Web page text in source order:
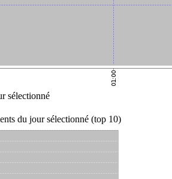
sélectionné
du jour sélectionné (top 10)